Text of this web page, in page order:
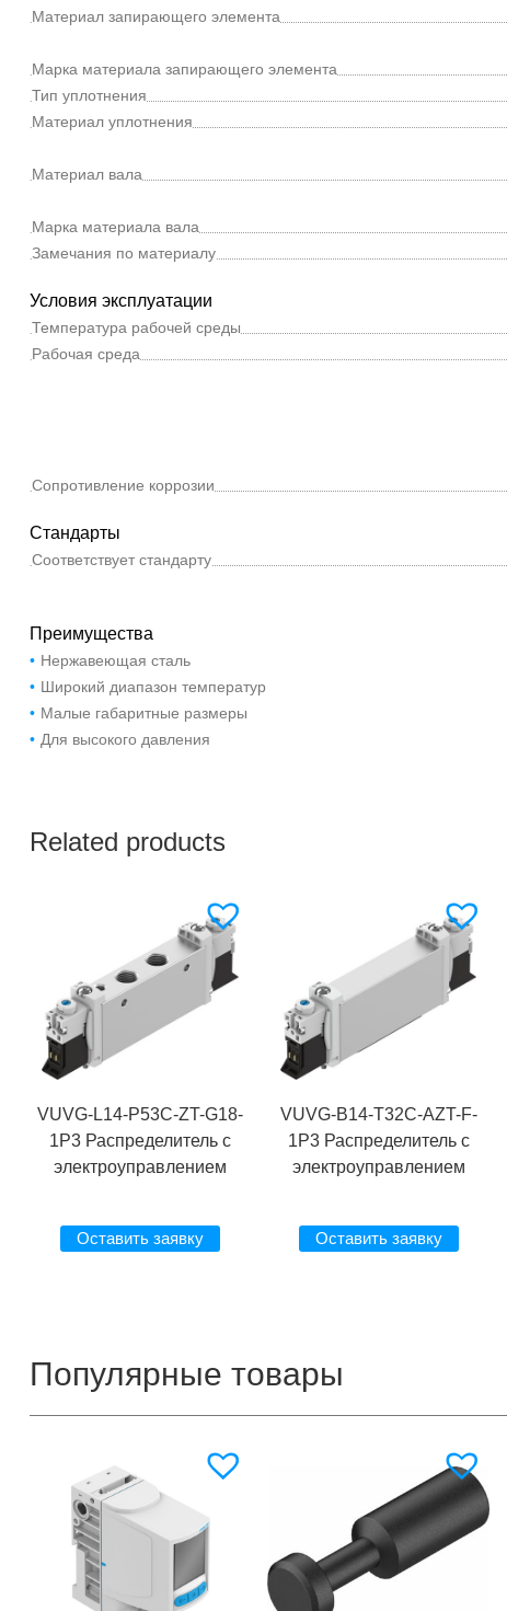
Материал запирающего элемента
Марка материала запирающего элемента
Тип уплотнения
Материал уплотнения
Материал вала
Марка материала вала
Замечания по материалу
Условия эксплуатации
Температура рабочей среды
Рабочая среда
Сопротивление коррозии
Стандарты
Соответствует стандарту
Преимущества
Нержавеющая сталь
Широкий диапазон температур
Малые габаритные размеры
Для высокого давления
Related products
VUVG-L14-P53C-ZT-G18-
1P3 Распределитель с
электроуправлением
Оставить заявку
VUVG-B14-T32C-AZT-F-
1P3 Распределитель с
электроуправлением
Оставить заявку
Популярные товары